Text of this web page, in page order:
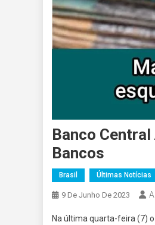
Banco
Bancos
Brasil Últimas Notícias
9 De Junho De 2023
Na última quarta-feira (7)